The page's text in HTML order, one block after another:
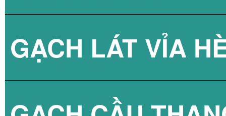
GẠCH LÁT VỈA